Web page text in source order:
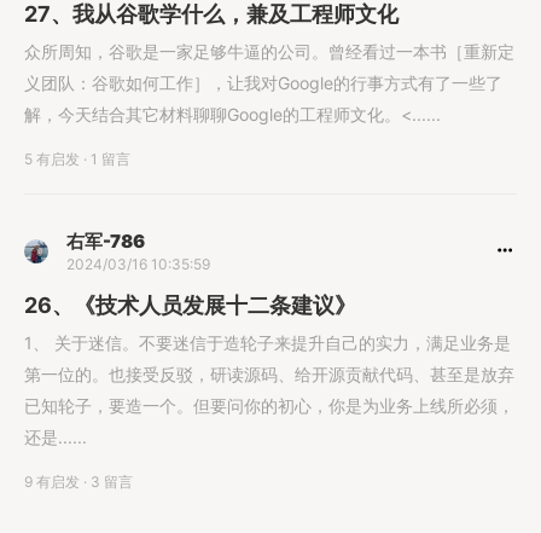
27、我从谷歌学什么，兼及工程师文化
众所周知，谷歌是一家足够牛逼的公司。曾经看过一本书［重新定
义团队：谷歌如何工作］，让我对Google的行事方式有了一些了
解，今天结合其它材料聊聊Google的工程师文化。<......
5 有启发 · 1 留言
右军-786
2024/03/16 10:35:59
26、《技术人员发展十二条建议》
1、 关于迷信。不要迷信于造轮子来提升自己的实力，满足业务是
第一位的。也接受反驳，研读源码、给开源贡献代码、甚至是放弃
已知轮子，要造一个。但要问你的初心，你是为业务上线所必须，
还是......
9 有启发 · 3 留言